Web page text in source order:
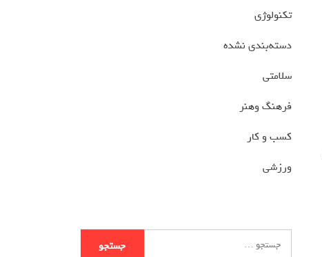
تکنولوژی
دسته‌بندی نشده
سلامتی
فرهنگ وهنر
کسب و کار
ورزشی